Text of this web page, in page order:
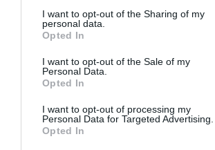
not limited to your visit or usage behaviour.
grant or deny consent to Google and its
use your data for below specified purposes
consent section.
I want to opt-out of the Sharing of my
personal data.
Opted In
I want to opt-out of the Sale of my
Personal Data.
Opted In
I want to opt-out of processing my
Personal Data for Targeted Advertising.
Opted In
Πρώτος και στα
Ο πρωταθλητής Ελλάδας στους άνδρες
Ελλάδας στις γυναίκες Παναθηναϊκός
με τα κερδισμένα μετάλλια!